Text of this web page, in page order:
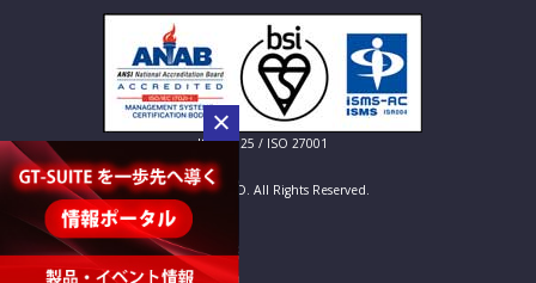
IS 826725 / ISO 27001
© IDAJ Co., LTD. All Rights Reserved.